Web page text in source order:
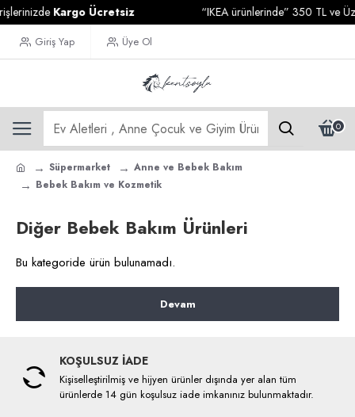
Kargo Ücretsiz “IKEA ürünlerinde” 350 TL ve
Giriş Yap Üye Ol
0
Süpermarket
Anne ve Bebek Bakım
Bebek Bakım ve Kozmetik
Diğer Bebek Bakım Ürünleri
Bu kategoride ürün bulunamadı.
Devam
KOŞULSUZ İADE
Kişiselleştirilmiş ve hijyen ürünler dışında yer alan tüm
ürünlerde 14 gün koşulsuz iade imkanınız bulunmaktadır.